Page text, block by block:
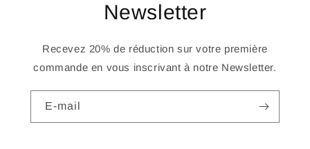
Newsletter
Recevez 20% de réduction sur votre première
commande en vous inscrivant à notre Newsletter.
E-mail